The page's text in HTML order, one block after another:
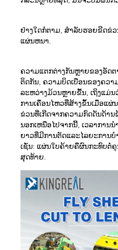
ຢ່າງໃດກໍຕາມ, ສໍາລັບຮອຍຂີດຂ່ວ
ແຜ່ນຫນາ.
ຄວາມແຕກຕ່າງກັນຫຼາຍຂອງອັດ
ຕິດກັນ, ຄວາມບິດເບືອນຂອງຄວາ
ລະຫວ່າງມ້ວນຫຼາຍຂື້ນ, ເຖິງແມ່ນ
ການເຄື່ອນໄຫວທີ່ສ້າງຂຶ້ນເມື່ອແ
ຂ່ວນທີ່ເກີດຈາກຄວາມກົດດັນດ້ານ
ນອກເຫນືອໄປຈາກນີ້, ເວລາການ
ຍາວທີ່ມີການຕັດແລະໄລຍະການ
ເຊັ່ນ: ແຜ່ນໃບຄ້າຍຄືຜົນກະທົບຕໍ່
ສຸດທ້າຍ.